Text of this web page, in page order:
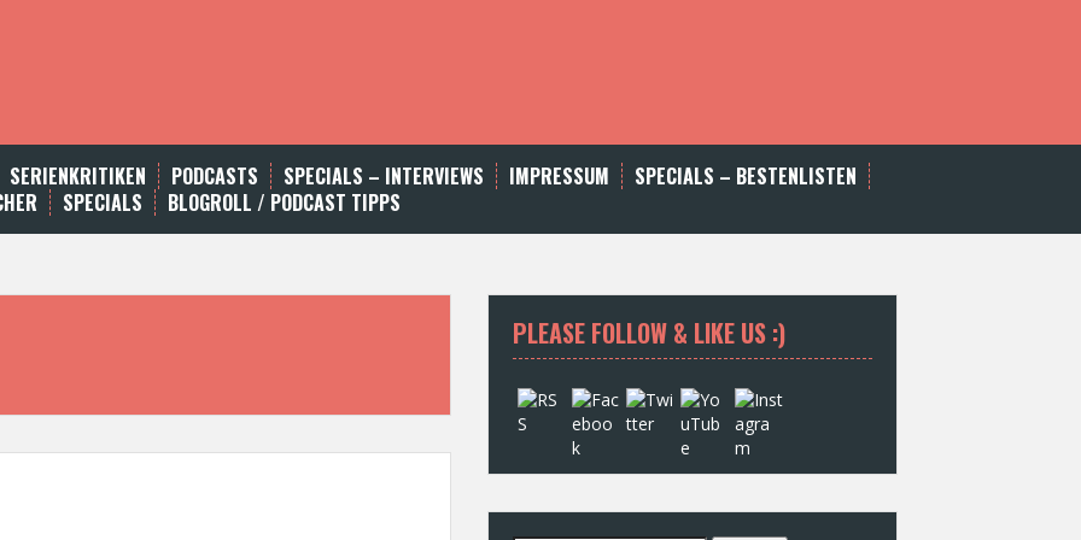
SERIENKRITIKEN PODCASTS SPECIALS – INTERVIEWS IMPRESSUM
SPECIALS – BESTENLISTEN
SPECIALS BLOGROLL / PODCAST TIPPS
PLEASE FOLLOW & LIKE US :)